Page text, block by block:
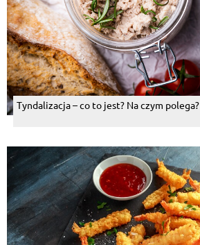
Tyndalizacja – co to jest? Na czym polega?